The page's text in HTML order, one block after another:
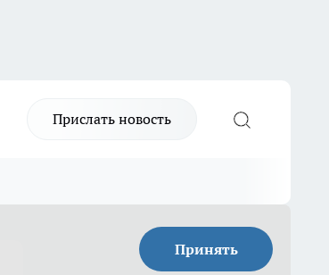
Прислать новость
Принять